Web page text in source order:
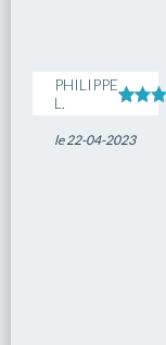
PHILIPPE
L.
le 22-04-2023